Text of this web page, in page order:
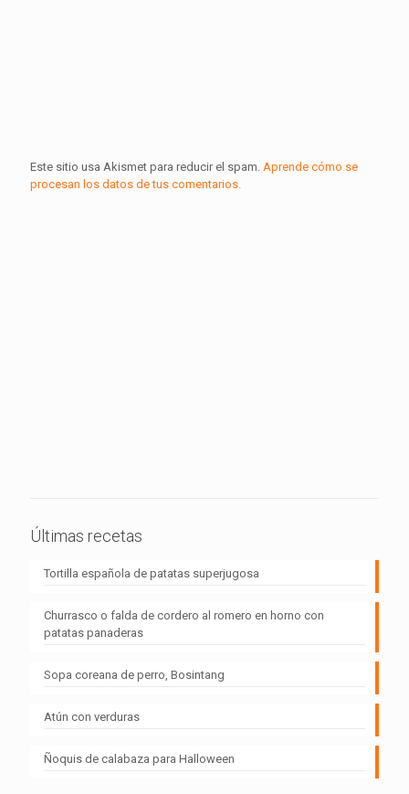
Este sitio usa Akismet para reducir el spam. Aprende cómo se
procesan los datos de tus comentarios.
Últimas recetas
Tortilla española de patatas superjugosa
Churrasco o falda de cordero al romero en horno con
patatas panaderas
Sopa coreana de perro, Bosintang
Atún con verduras
Ñoquis de calabaza para Halloween